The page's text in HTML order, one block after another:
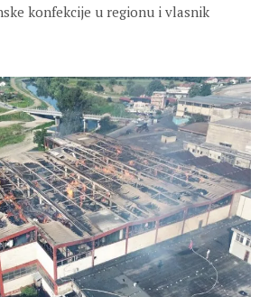
konfekcije u regionu i vlasnik